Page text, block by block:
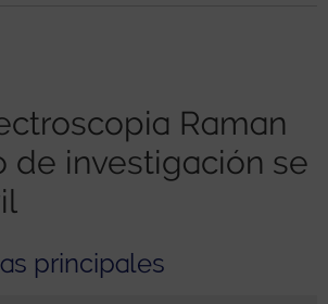
Raman
de investigación se
principales